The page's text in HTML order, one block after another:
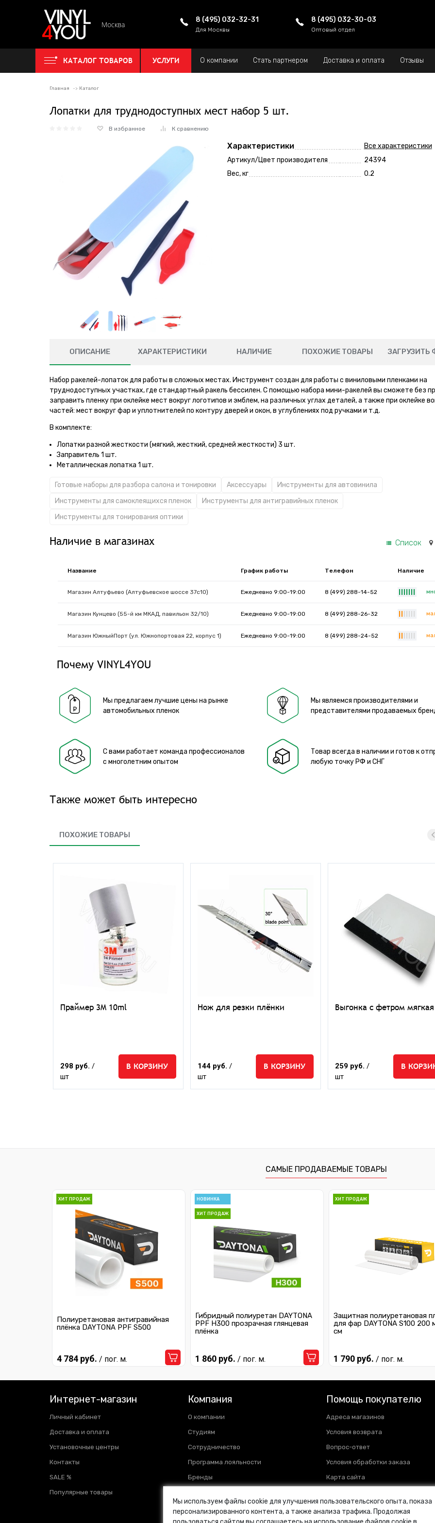
Москва
8 (495) 032-32-31
Для Москвы
8 (495) 032-30-03
Оптовый отдел
КАТАЛОГ ТОВАРОВ УСЛУГИ О компании Стать партнером Доставка и оплата Отзывы
Главная Каталог
Лопатки для труднодоступных мест набор 5 шт.
В избранное К сравнению
Характеристики
Все характеристики
Артикул/Цвет производителя
24394
Вес, кг
0.2
ОПИСАНИЕ ХАРАКТЕРИСТИКИ НАЛИЧИЕ ПОХОЖИЕ ТОВАРЫ ЗАГРУЗИТЬ
Набор ракелей-лопаток для работы в сложных местах. Инструмент создан для работы с виниловыми пленками на
труднодоступных участках, где стандартный ракель бессилен. С помощью набора мини-ракелей вы сможете без
заправить пленку при оклейке мест вокруг логотипов и эмблем, на различных углах деталей, а также при оклейке
частей: мест вокруг фар и уплотнителей по контуру дверей и окон, в углублениях под ручками и т.д.
В комплекте:
Лопатки разной жесткости (мягкий, жесткий, средней жесткости) 3 шт.
Заправитель 1 шт.
Металлическая лопатка 1 шт.
Готовые наборы для разбора салона и тонировки Аксессуары
Инструменты для автовинила
Инструменты для самоклеящихся пленок
Инструменты для антигравийных пленок
Инструменты для тонирования оптики
Наличие в магазинах Список
Название График работы Телефон Наличие
Магазин Алтуфьево (Алтуфьевское шоссе 37с10) Ежедневно 9:00-19:00 8 (499) 288-14-52
Магазин Кунцево (55-й км МКАД, павильон 32/10) Ежедневно 9:00-19:00 8 (499) 288-26-32
Магазин ЮжныйПорт (ул. Южнопортовая 22, корпус 1) Ежедневно 9:00-19:00 8 (499) 288-24-52
Почему VINYL4YOU
Мы предлагаем лучшие цены на рынке
автомобильных пленок
Мы являемся производителями и
представителями продаваемых
С вами работает команда профессионалов
с многолетним опытом
Товар всегда в наличии и готов к
любую точку РФ и СНГ
Также может быть интересно
ПОХОЖИЕ ТОВАРЫ
Праймер 3M 10ml
298 руб. /
шт
В КОРЗИНУ
Нож для резки плёнки
144 руб. /
шт
В КОРЗИНУ
Выгонка с фетром мягкая
259 руб. /
шт
В
САМЫЕ ПРОДАВАЕМЫЕ ТОВАРЫ
ХИТ ПРОДАЖ
Полиуретановая антигравийная
плёнка DAYTONA PPF S500
4 784 руб. / пог. м.
НОВИНКА
ХИТ ПРОДАЖ
Гибридный полиуретан DAYTONA
PPF H300 прозрачная глянцевая
плёнка
1 860 руб. / пог. м.
ХИТ ПРОДАЖ
Защитная полиуретановая
для фар DAYTONA S100 200
см
1 790 руб. / пог. м.
Интернет-магазин
Личный кабинет
Доставка и оплата
Установочные центры
Контакты
SALE %
Популярные товары
Компания
О компании
Студиям
Сотрудничество
Программа лояльности
Бренды
Новости
Помощь покупателю
Адреса магазинов
Условия возврата
Вопрос-ответ
Условия обработки заказа
Карта сайта
Мы используем файлы cookie для улучшения пользовательского опыта, показа
персонализированного контента, а также анализа трафика. Продолжая